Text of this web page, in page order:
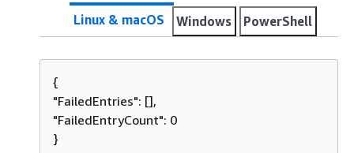
Linux & macOS Windows PowerShell
{
"FailedEntries": [],
"FailedEntryCount": 0
}